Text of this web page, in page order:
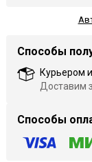
Способы
Курьером
Доставим
Способы